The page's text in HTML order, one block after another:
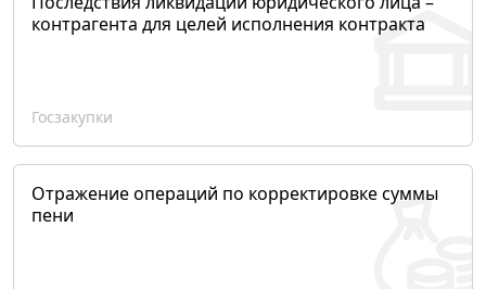
контрагента для целей исполнения контракта
Госзакупки
Отражение операций по корректировке суммы
пени